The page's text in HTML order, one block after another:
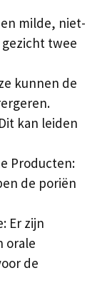
milde, niet-
twee
kunnen de
kan leiden
Producten:
de poriën
Er zijn
orale
de